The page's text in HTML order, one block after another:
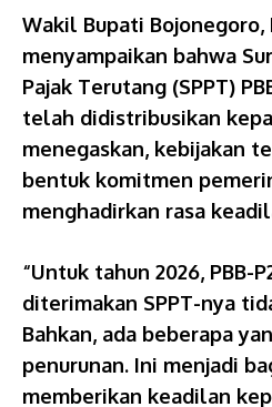
Wakil Bupati Bojonegoro,
menyampaikan bahwa
Pajak Terutang (SPPT)
telah didistribusikan
menegaskan, kebijakan
bentuk komitmen
menghadirkan rasa
“Untuk tahun 2026, PBB-
diterimakan SPPT-nya
Bahkan, ada beberapa
penurunan. Ini menjadi
memberikan keadilan